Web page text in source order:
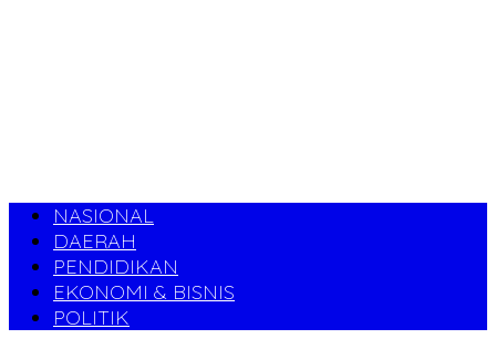
NASIONAL
DAERAH
PENDIDIKAN
EKONOMI & BISNIS
POLITIK